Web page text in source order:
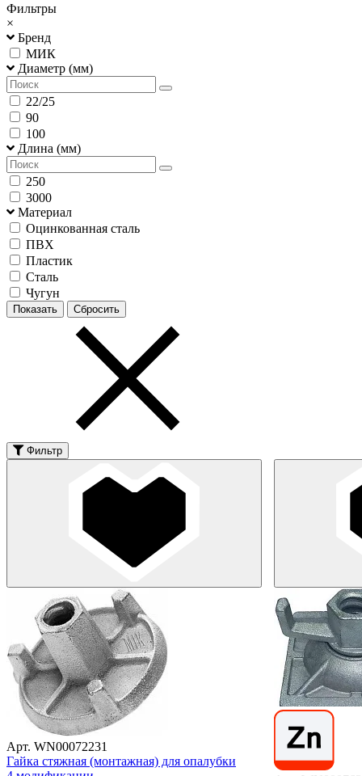
Фильтры
×
Бренд
МИК
Диаметр (мм)
22/25
90
100
Длина (мм)
250
3000
Материал
Оцинкованная сталь
ПВХ
Пластик
Сталь
Чугун
Фильтр
Арт. WN00072231
Гайка стяжная (монтажная) для опалубки